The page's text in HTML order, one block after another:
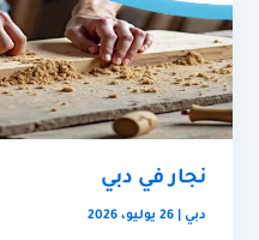
نجار في دبي
دبي |26 يوليو، 2026